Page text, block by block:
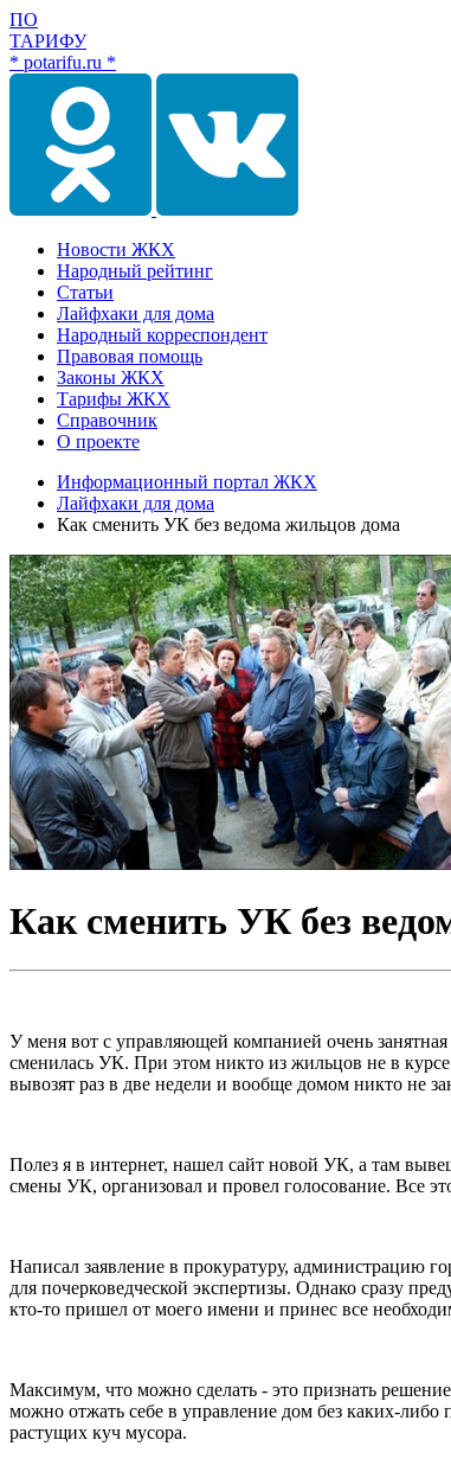
ПО
ТАРИФУ
* potarifu.ru *
Новости ЖКХ
Народный рейтинг
Статьи
Лайфхаки для дома
Народный корреспондент
Правовая помощь
Законы ЖКХ
Тарифы ЖКХ
Справочник
О проекте
Информационный портал ЖКХ
Лайфхаки для дома
Как сменить УК без ведома жильцов дома
Как сменить УК без
У меня вот с управляющей компанией очень
сменилась УК. При этом никто из жильцов не в
вывозят раз в две недели и вообще домом никто не
Полез я в интернет, нашел сайт новой УК, а там
смены УК, организовал и провел голосование. Все
Написал заявление в прокуратуру, администрацию
для почерковедческой экспертизы. Однако сразу
кто-то пришел от моего имени и принес все
Максимум, что можно сделать - это признать
можно отжать себе в управление дом без каких-
растущих куч мусора.